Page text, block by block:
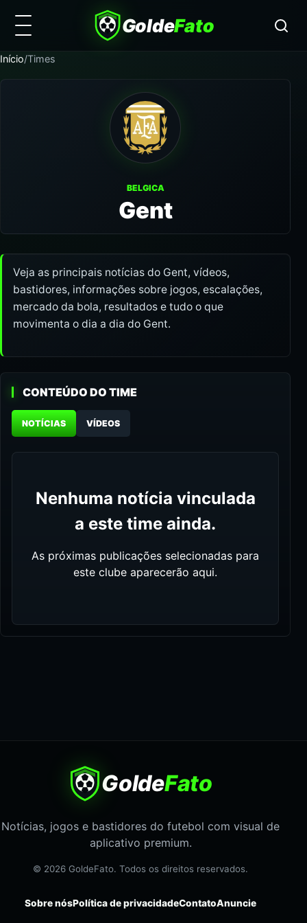
GoldeFato
Início/Times
BELGICA
Gent
Veja as principais notícias do Gent, vídeos,
bastidores, informações sobre jogos, escalações,
mercado da bola, resultados e tudo o que
movimenta o dia a dia do Gent.
CONTEÚDO DO TIME
NOTÍCIAS VÍDEOS
Nenhuma notícia vinculada
a este time ainda.
As próximas publicações selecionadas para
este clube aparecerão aqui.
GoldeFato
Notícias, jogos e bastidores do futebol com visual de
aplicativo premium.
© 2026 GoldeFato. Todos os direitos reservados.
Sobre nósPolítica de privacidadeContatoAnuncie